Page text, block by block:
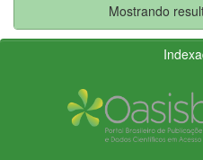
Mostrando